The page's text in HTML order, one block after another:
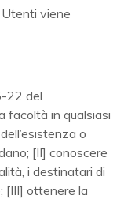
viene
22 del
facoltà in qualsiasi
o
[II] conoscere
i destinatari di
[III] ottenere la